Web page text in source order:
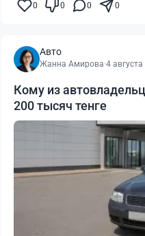
0 0 0 0
Авто
Жанна Амирова·4 августа
Кому из
200 тысяч тенге